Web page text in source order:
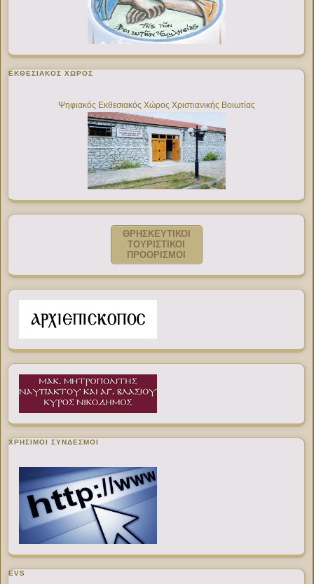
ΕΚΘΕΣΙΑΚΌΣ ΧΏΡΟΣ
Ψηφιακός Εκθεσιακός Χώρος Χριστιανικής Βοιωτίας
ΘΡΗΣΚΕΥΤΙΚΟΙ
ΤΟΥΡΙΣΤΙΚΟΙ
ΠΡΟΟΡΙΣΜΟΙ
ΧΡΉΣΙΜΟΙ ΣΎΝΔΕΣΜΟΙ
EVS